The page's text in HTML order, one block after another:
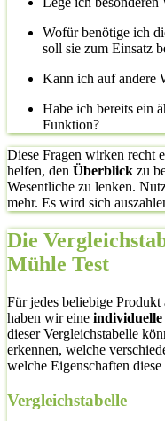
Wofür benötige ich
soll sie zum Einsatz
Kann ich auf andere
Habe ich bereits ein
Funktion?
Diese Fragen wirken recht
helfen, den Überblick zu
Wesentliche zu lenken.
mehr. Es wird sich
Die
Mühle Test
Für jedes beliebige Produkt
haben wir eine individuelle
dieser Vergleichstabelle
erkennen, welche
welche Eigenschaften
Vergleichstabelle